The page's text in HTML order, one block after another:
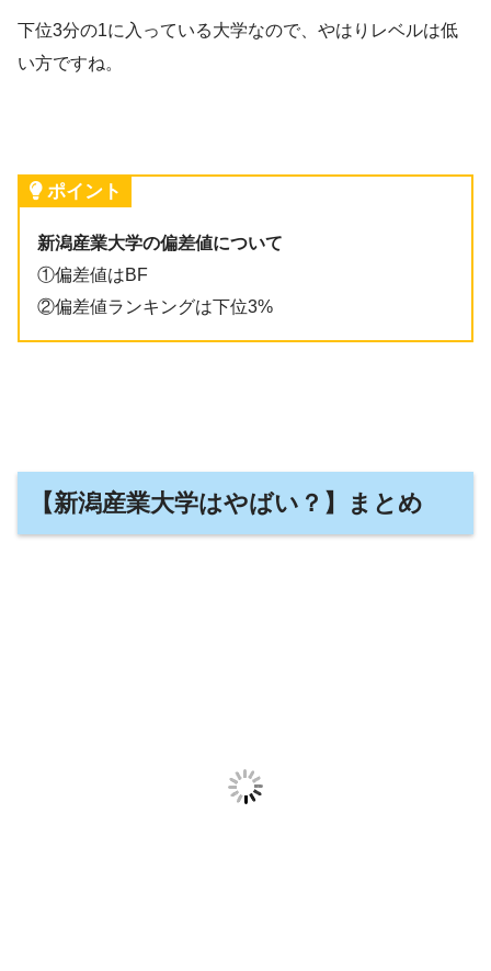
下位3分の1に入っている大学なので、やはりレベルは低
い方ですね。
ポイント
新潟産業大学の偏差値について
①偏差値はBF
②偏差値ランキングは下位3%
【新潟産業大学はやばい？】まとめ